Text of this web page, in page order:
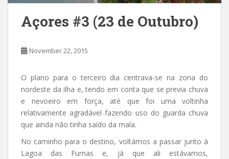
Açores #3 (23 de Outubro)
November 22, 2015
O plano para o terceiro dia centrava-se na zona do
nordeste da ilha e, tendo em conta que se previa chuva
e nevoeiro em força, até que foi uma voltinha
relativamente agradável fazendo uso do guarda chuva
que ainda não tinha saído da mala.
No caminho para o destino, voltámos a passar junto à
Lagoa das Furnas e, já que ali estávamos,